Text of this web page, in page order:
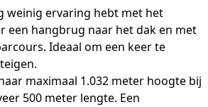
weinig ervaring hebt met het
een hangbrug naar het dak en met
Ideaal om een keer te
maximaal 1.032 meter hoogte bij
500 meter lengte. Een